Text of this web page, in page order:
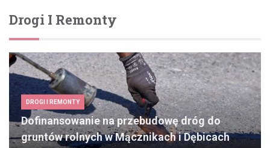
Drogi I Remonty
DROGI I REMONTY
Dofinansowanie na przebudowę dróg do
gruntów rolnych w Mącznikach i Dębicach